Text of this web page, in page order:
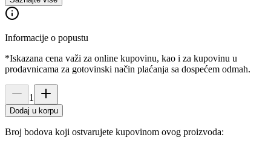
Informacije o popustu
*Iskazana cena važi za online kupovinu, kao i za kupovinu u
prodavnicama za gotovinski način plaćanja sa dospećem odmah.
1
Dodaj u korpu
Broj bodova koji ostvarujete kupovinom ovog proizvoda: